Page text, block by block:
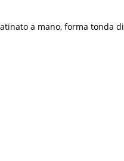
a mano, forma tonda di